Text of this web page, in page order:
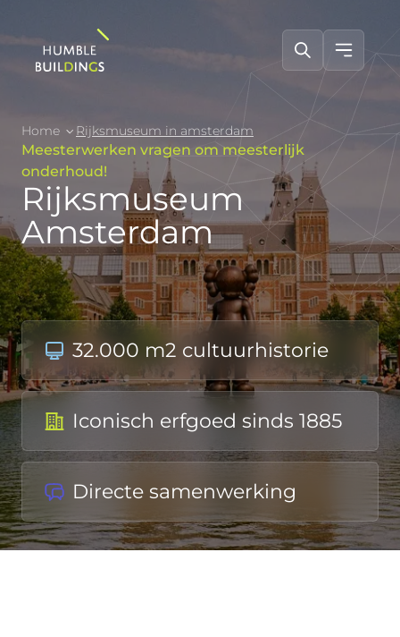
Home Rijksmuseum in amsterdam
Meesterwerken vragen om meesterlijk
onderhoud!
Rijksmuseum
Amsterdam
32.000 m2 cultuurhistorie
Iconisch erfgoed sinds 1885
Directe samenwerking